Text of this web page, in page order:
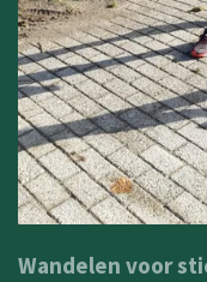
Wandelen voor